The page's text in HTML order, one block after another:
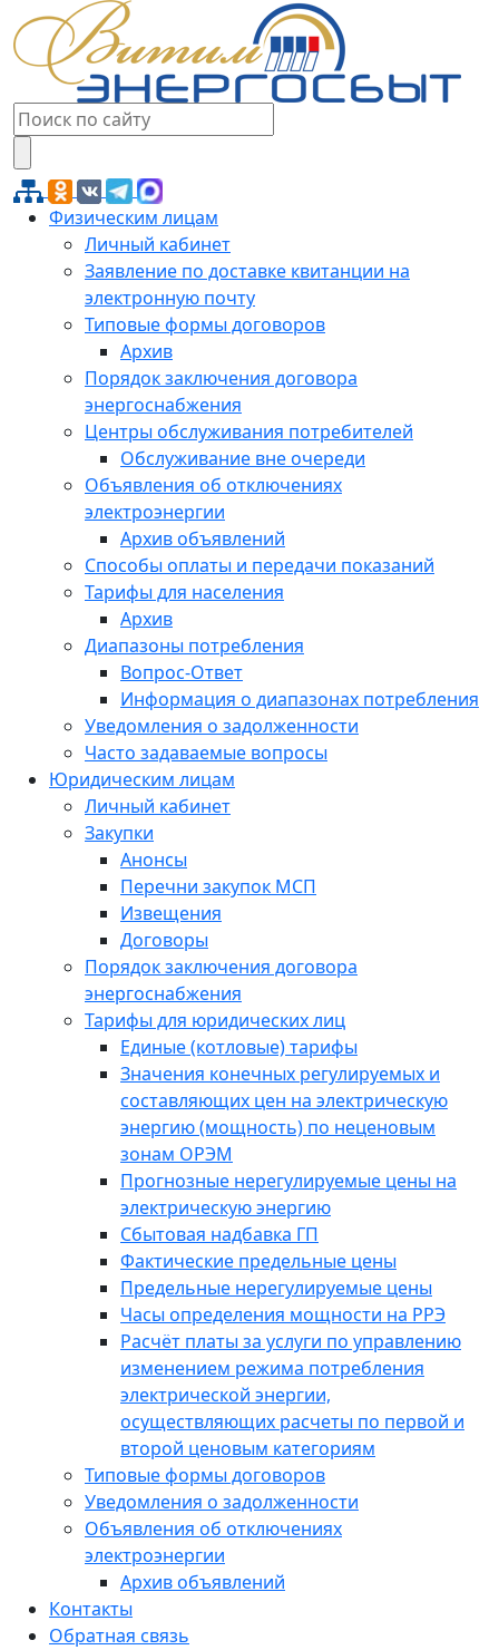
Физическим лицам
Личный кабинет
Заявление по доставке квитанции на
электронную почту
Типовые формы договоров
Архив
Порядок заключения договора
энергоснабжения
Центры обслуживания потребителей
Обслуживание вне очереди
Объявления об отключениях
электроэнергии
Архив объявлений
Способы оплаты и передачи показаний
Тарифы для населения
Архив
Диапазоны потребления
Вопрос-Ответ
Информация о диапазонах потребления
Уведомления о задолженности
Часто задаваемые вопросы
Юридическим лицам
Личный кабинет
Закупки
Анонсы
Перечни закупок МСП
Извещения
Договоры
Порядок заключения договора
энергоснабжения
Тарифы для юридических лиц
Единые (котловые) тарифы
Значения конечных регулируемых и
составляющих цен на электрическую
энергию (мощность) по неценовым
зонам ОРЭМ
Прогнозные нерегулируемые цены на
электрическую энергию
Сбытовая надбавка ГП
Фактические предельные цены
Предельные нерегулируемые цены
Часы определения мощности на РРЭ
Расчёт платы за услуги по управлению
изменением режима потребления
электрической энергии,
осуществляющих расчеты по первой и
второй ценовым категориям
Типовые формы договоров
Уведомления о задолженности
Объявления об отключениях
электроэнергии
Архив объявлений
Контакты
Обратная связь